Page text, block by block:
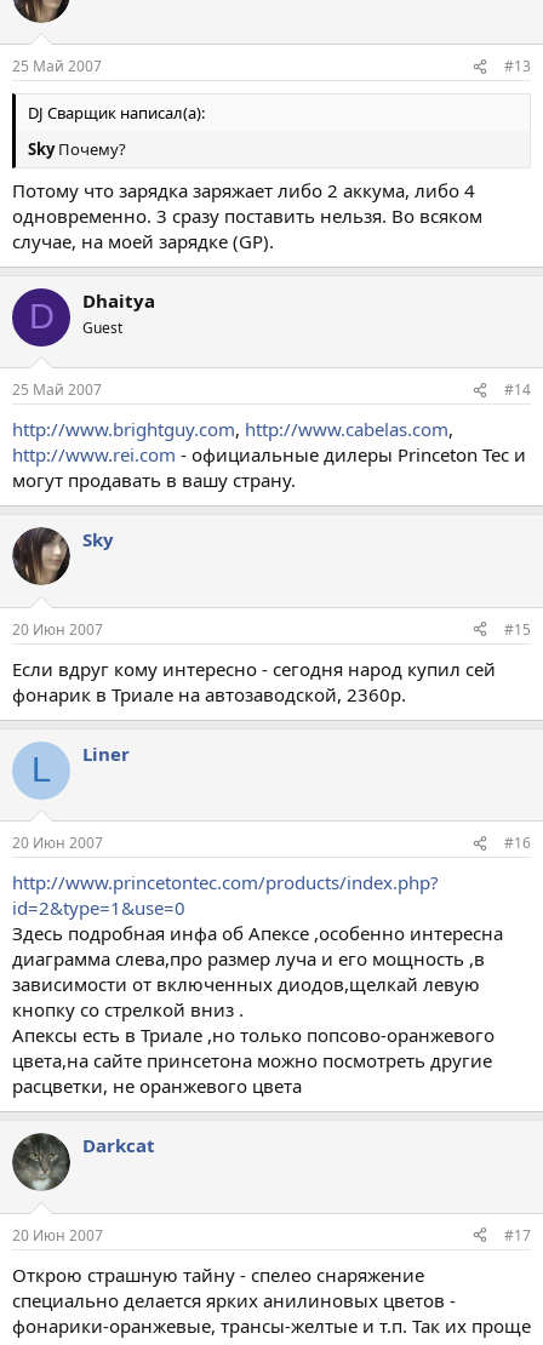
25 Май 2007 #13
DJ Сварщик написал(а):
SkyПочему?
Потому что зарядка заряжает либо 2 аккума, либо 4
одновременно. 3 сразу поставить нельзя. Во всяком
случае, на моей зарядке (GP).
D Dhaitya
Guest
25 Май 2007 #14
http://www.brightguy.com, http://www.cabelas.com,
http://www.rei.com - официальные дилеры Princeton Tec и
могут продавать в вашу страну.
Sky
20 Июн 2007 #15
Если вдруг кому интересно - сегодня народ купил сей
фонарик в Триале на автозаводской, 2360р.
L Liner
20 Июн 2007 #16
http://www.princetontec.com/products/index.php?
id=2&type=1&use=0
Здесь подробная инфа об Апексе ,особенно интересна
диаграмма слева,про размер луча и его мощность ,в
зависимости от включенных диодов,щелкай левую
кнопку со стрелкой вниз .
Апексы есть в Триале ,но только попсово-оранжевого
цвета,на сайте принсетона можно посмотреть другие
расцветки, не оранжевого цвета
Darkcat
20 Июн 2007 #17
Открою страшную тайну - спелео снаряжение
специально делается ярких анилиновых цветов -
фонарики-оранжевые, трансы-желтые и т.п. Так их проще